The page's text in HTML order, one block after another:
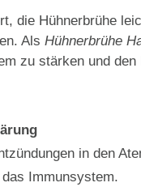
die Hühnerbrühe
Als Hühnerbrühe
zu stärken und
in den
Immunsystem.